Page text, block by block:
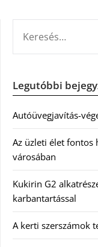
Legutóbbi
Autóüvegjavítás-
Az üzleti élet fontos
városában
Kukirin G2
karbantartással
A kerti szerszámok